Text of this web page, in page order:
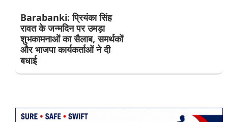
Barabanki: प्रियंका सिंह
रावत के जन्मदिन पर उमड़ा
शुभकामनाओं का सैलाब, समर्थकों
और भाजपा कार्यकर्ताओं ने दी
बधाई